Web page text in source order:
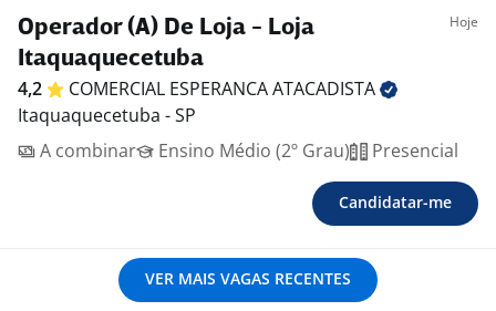
Operador (A) De Loja - Loja
Itaquaquecetuba
Hoje
4,2 COMERCIAL ESPERANCAATACADISTA
Itaquaquecetuba - SP
A combinar
Ensino Médio (2º Grau) Presencial
Candidatar-me
VER MAIS VAGAS RECENTES